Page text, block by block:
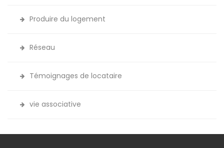
Produire du logement
Réseau
Témoignages de locataire
vie associative